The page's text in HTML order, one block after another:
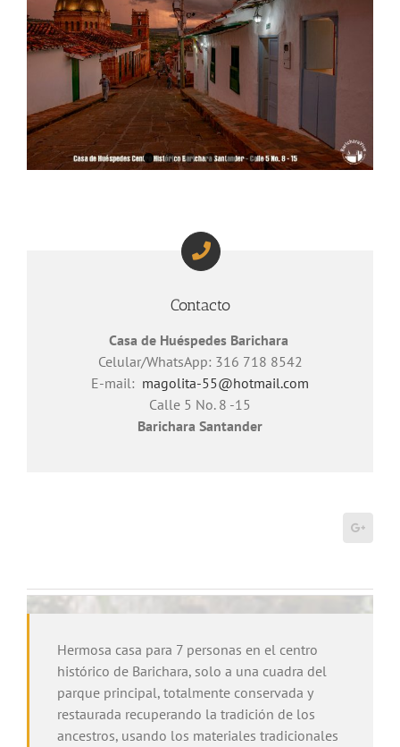
Contacto
Casa de Huéspedes Barichara
Celular/WhatsApp: 316 718 8542
E-mail: magolita-55@hotmail.com
Calle 5 No. 8 -15
Barichara Santander
Hermosa casa para 7 personas en el centro
histórico de Barichara, solo a una cuadra del
parque principal, totalmente conservada y
restaurada recuperando la tradición de los
ancestros, usando los materiales tradicionales